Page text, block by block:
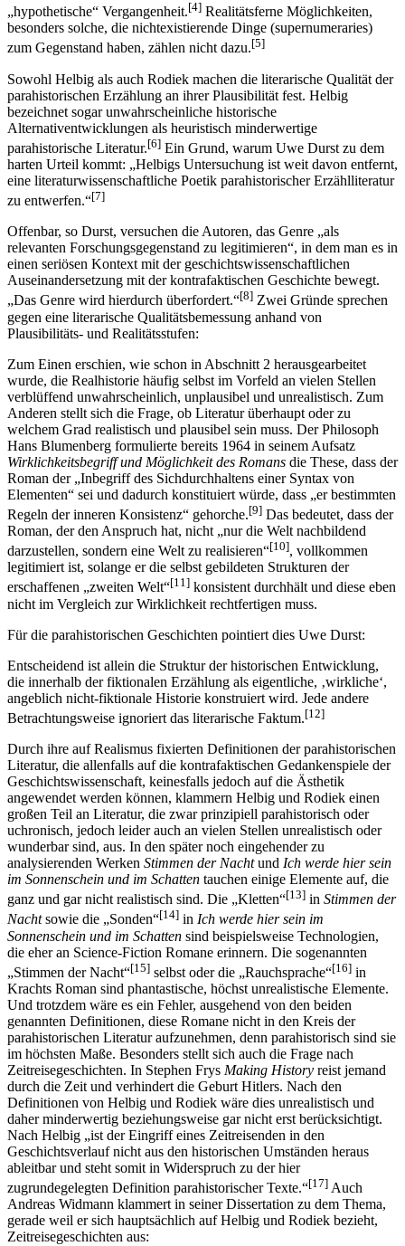
„hypothetische“ Vergangenheit.[4] Realitätsferne Möglichkeiten,
besonders solche, die nichtexistierende Dinge (supernumeraries)
zum Gegenstand haben, zählen nicht dazu.[5]
Sowohl Helbig als auch Rodiek machen die literarische Qualität der
parahistorischen Erzählung an ihrer Plausibilität fest. Helbig
bezeichnet sogar unwahrscheinliche historische
Alternativentwicklungen als heuristisch minderwertige
parahistorische Literatur.[6] Ein Grund, warum Uwe Durst zu dem
harten Urteil kommt: „Helbigs Untersuchung ist weit davon entfernt,
eine literaturwissenschaftliche Poetik parahistorischer Erzählliteratur
zu entwerfen.“[7]
Offenbar, so Durst, versuchen die Autoren, das Genre „als
relevanten Forschungsgegenstand zu legitimieren“, in dem man es in
einen seriösen Kontext mit der geschichtswissenschaftlichen
Auseinandersetzung mit der kontrafaktischen Geschichte bewegt.
„Das Genre wird hierdurch überfordert.“[8] Zwei Gründe sprechen
gegen eine literarische Qualitätsbemessung anhand von
Plausibilitäts- und Realitätsstufen:
Zum Einen erschien, wie schon in Abschnitt 2 herausgearbeitet
wurde, die Realhistorie häufig selbst im Vorfeld an vielen Stellen
verblüffend unwahrscheinlich, unplausibel und unrealistisch. Zum
Anderen stellt sich die Frage, ob Literatur überhaupt oder zu
welchem Grad realistisch und plausibel sein muss. Der Philosoph
Hans Blumenberg formulierte bereits 1964 in seinem Aufsatz
Wirklichkeitsbegriff und Möglichkeit des Romans die These, dass der
Roman der „Inbegriff des Sichdurchhaltens einer Syntax von
Elementen“ sei und dadurch konstituiert würde, dass „er bestimmten
Regeln der inneren Konsistenz“ gehorche.[9] Das bedeutet, dass der
Roman, der den Anspruch hat, nicht „nur die Welt nachbildend
darzustellen, sondern eine Welt zu realisieren“[10], vollkommen
legitimiert ist, solange er die selbst gebildeten Strukturen der
erschaffenen „zweiten Welt“[11] konsistent durchhält und diese eben
nicht im Vergleich zur Wirklichkeit rechtfertigen muss.
Für die parahistorischen Geschichten pointiert dies Uwe Durst:
Entscheidend ist allein die Struktur der historischen Entwicklung,
die innerhalb der fiktionalen Erzählung als eigentliche, ‚wirkliche‘,
angeblich nicht-fiktionale Historie konstruiert wird. Jede andere
Betrachtungsweise ignoriert das literarische Faktum.[12]
Durch ihre auf Realismus fixierten Definitionen der parahistorischen
Literatur, die allenfalls auf die kontrafaktischen Gedankenspiele der
Geschichtswissenschaft, keinesfalls jedoch auf die Ästhetik
angewendet werden können, klammern Helbig und Rodiek einen
großen Teil an Literatur, die zwar prinzipiell parahistorisch oder
uchronisch, jedoch leider auch an vielen Stellen unrealistisch oder
wunderbar sind, aus. In den später noch eingehender zu
analysierenden Werken Stimmen der Nachtund Ich werde hier sein
im Sonnenschein und im Schatten tauchen einige Elemente auf, die
ganz und gar nicht realistisch sind. Die „Kletten“[13] in Stimmen der
Nachtsowie die „Sonden“[14] in Ich werde hier sein im
Sonnenschein und im Schatten sind beispielsweise Technologien,
die eher an Science-Fiction Romane erinnern. Die sogenannten
„Stimmen der Nacht“[15] selbst oder die „Rauchsprache“[16] in
Krachts Roman sind phantastische, höchst unrealistische Elemente.
Und trotzdem wäre es ein Fehler, ausgehend von den beiden
genannten Definitionen, diese Romane nicht in den Kreis der
parahistorischen Literatur aufzunehmen, denn parahistorisch sind sie
im höchsten Maße. Besonders stellt sich auch die Frage nach
Zeitreisegeschichten. In Stephen Frys Making History reist jemand
durch die Zeit und verhindert die Geburt Hitlers. Nach den
Definitionen von Helbig und Rodiek wäre dies unrealistisch und
daher minderwertig beziehungsweise gar nicht erst berücksichtigt.
Nach Helbig „ist der Eingriff eines Zeitreisenden in den
Geschichtsverlauf nicht aus den historischen Umständen heraus
ableitbar und steht somit in Widerspruch zu der hier
zugrundegelegten Definition parahistorischer Texte.“[17] Auch
Andreas Widmann klammert in seiner Dissertation zu dem Thema,
gerade weil er sich hauptsächlich auf Helbig und Rodiek bezieht,
Zeitreisegeschichten aus: